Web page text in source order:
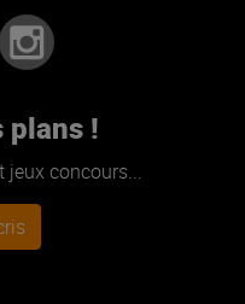
plans !
jeux concours...